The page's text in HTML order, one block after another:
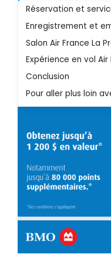
Salon Air France La
Conclusion
Pour aller plus loin